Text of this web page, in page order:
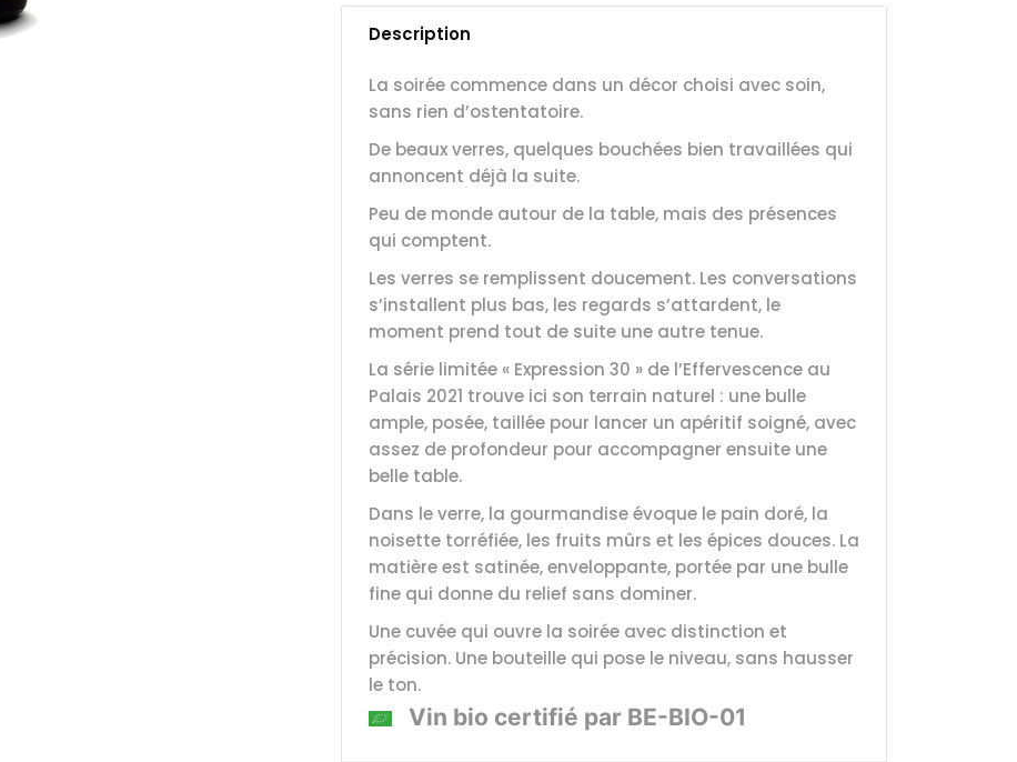
Description
La soirée commence dans un décor choisi avec soin,
sans rien d’ostentatoire.
De beaux verres, quelques bouchées bien travaillées qui
annoncent déjà la suite.
Peu de monde autour de la table, mais des présences
qui comptent.
Les verres se remplissent doucement. Les conversations
s’installent plus bas, les regards s’attardent, le
moment prend tout de suite une autre tenue.
La série limitée « Expression 30 » de l’Effervescence au
Palais 2021 trouve ici son terrain naturel : une bulle
ample, posée, taillée pour lancer un apéritif soigné, avec
assez de profondeur pour accompagner ensuite une
belle table.
Dans le verre, la gourmandise évoque le pain doré, la
noisette torréfiée, les fruits mûrs et les épices douces. La
matière est satinée, enveloppante, portée par une bulle
fine qui donne du relief sans dominer.
Une cuvée qui ouvre la soirée avec distinction et
précision. Une bouteille qui pose le niveau, sans hausser
le ton.
Vin bio certifié par BE-BIO-01